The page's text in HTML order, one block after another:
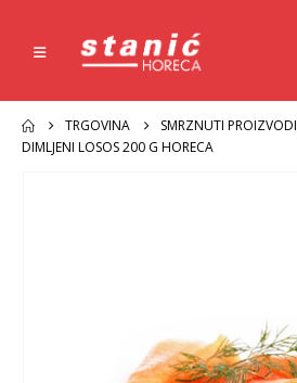
TRGOVINA SMRZNUTI PROIZVODI
DIMLJENI LOSOS 200 G HORECA